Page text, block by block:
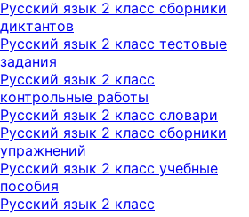
Русский язык 2 класс сборники
диктантов
Русский язык 2 класс тестовые
задания
Русский язык 2 класс
контрольные работы
Русский язык 2 класс словари
Русский язык 2 класс сборники
упражнений
Русский язык 2 класс учебные
пособия
Русский язык 2 класс